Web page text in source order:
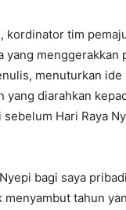
kordinator tim
yang menggerakkan
menuturkan ide
yang diarahkan
Hari Raya
bagi saya
tahun